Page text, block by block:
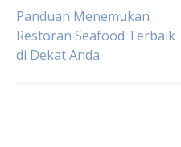
Post
navigation
Panduan Menemukan
Restoran Seafood Terbaik
di Dekat Anda